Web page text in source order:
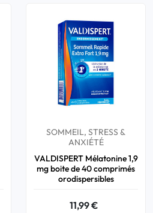
SOMMEIL, STRESS &
ANXIÉTÉ
VALDISPERT Mélatonine 1,9
mg boite de 40 comprimés
orodispersibles
11,99 €